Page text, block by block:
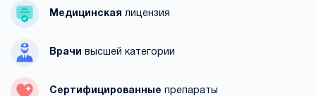
Медицинская лицензия
Врачи высшей категории
Сертифицированные препараты